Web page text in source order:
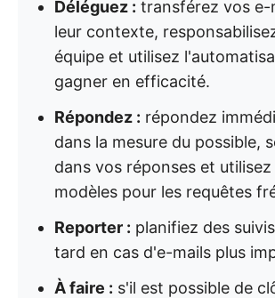
Déléguez : transférez vos e-
leur contexte,
équipe et utilisez
gagner en efficacité.
Répondez : répondez
dans la mesure du possible,
dans vos réponses et utilisez
modèles pour les requêtes
Reporter : planifiez des
tard en cas d'e-mails plus
À faire : s'il est possible de